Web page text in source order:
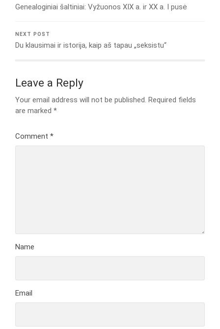
Genealoginiai šaltiniai: Vyžuonos XIX a. ir XX a. I pusė
NEXT POST
Du klausimai ir istorija, kaip aš tapau „seksistu“
Leave a Reply
Your email address will not be published. Required fields
are marked*
Comment*
Name
Email